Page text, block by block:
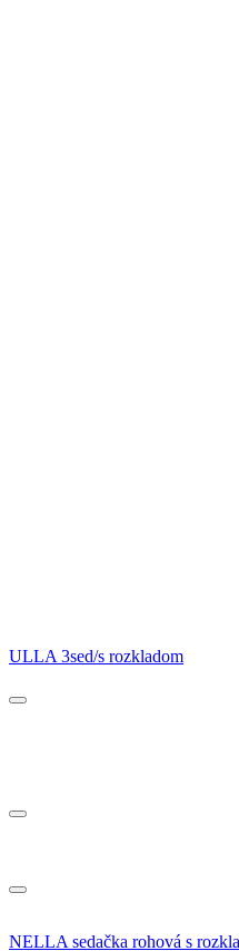
ULLA 3sed/s rozkladom
NELLA sedačka rohová s